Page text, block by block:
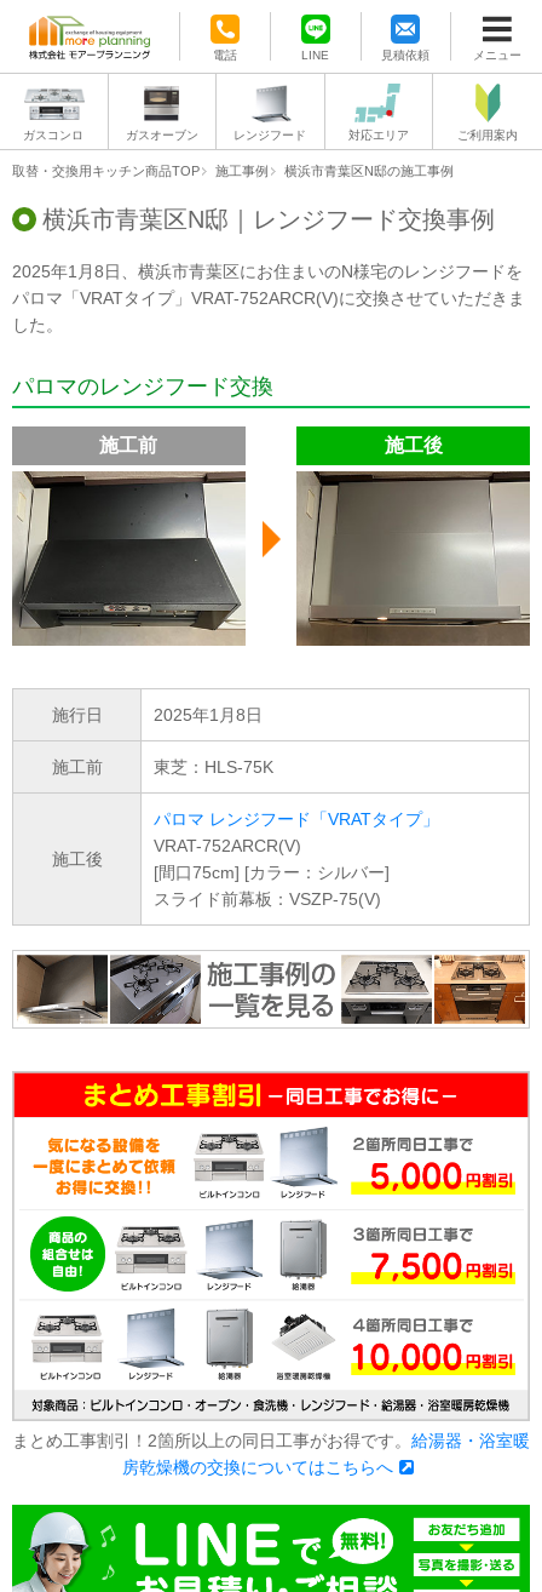
電話 LINE 見積依頼 メニュー
ガスコンロ ガスオーブン レンジフード 対応エリア ご利用案内
取替・交換用キッチン商品TOP 施工事例 横浜市青葉区N邸の施工事例
横浜市青葉区N邸｜レンジフード交換事例
2025年1月8日、横浜市青葉区にお住まいのN様宅のレンジフードを
パロマ「VRATタイプ」VRAT-752ARCR(V)に交換させていただきま
した。
パロマのレンジフード交換
施工前 施工後
施行日 2025年1月8日
施工前 東芝：HLS-75K
施工後
パロマ レンジフード「VRATタイプ」
VRAT-752ARCR(V)
[間口75cm] [カラー：シルバー]
スライド前幕板：VSZP-75(V)
まとめ工事割引！2箇所以上の同日工事がお得です。 給湯器・浴室暖
房乾燥機の交換についてはこちらへ